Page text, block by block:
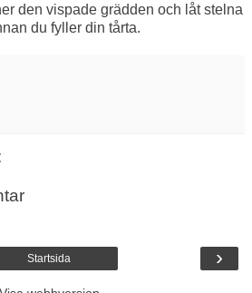
den vispade grädden och låt stelna
du fyller din tårta.
›
Startsida